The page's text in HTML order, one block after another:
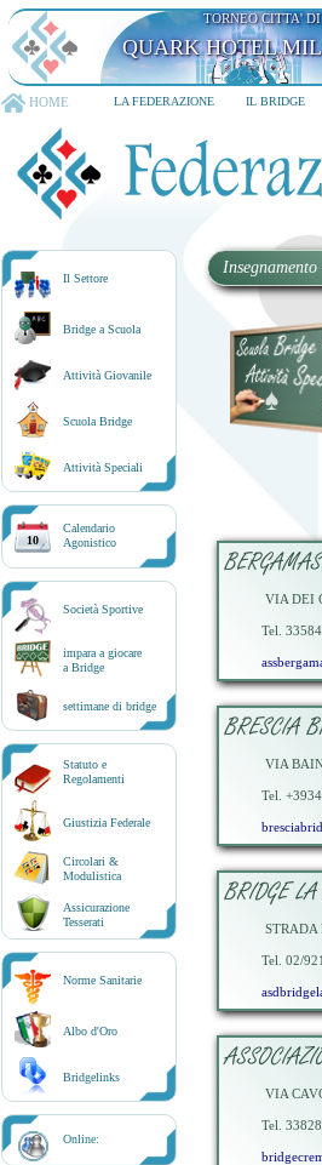
TORNEO CITTA'
QUARK HOTEL
HOME LA FEDERAZIONE IL BRIDGE
Il Settore
Bridge a Scuola
Attività Giovanile
Scuola Bridge
Attività Speciali
10
Calendario
Agonistico
Società Sportive
impara a giocare
a Bridge
settimane di bridge
Statuto e
Regolamenti
Giustizia Federale
Circolari &
Modulistica
Assicurazione
Tesserati
Norme Sanitarie
Albo d'Oro
Bridgelinks
Online:
Insegnamento
VIA DEI
Tel.
BRESCIA
VIA
Tel.
BRIDGE
STRADA
Tel. 02/
VIA
Tel.